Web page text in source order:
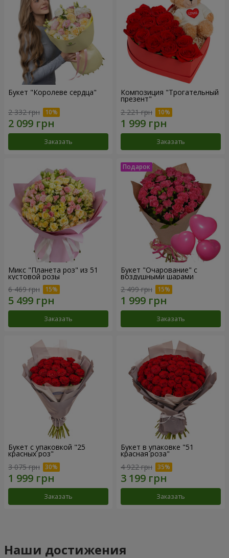
Букет "Королеве сердца"
2 332 грн
Заказать
Композиция "Трогательный
презент"
2 221 грн
Заказать
Микс "Планета роз" из 51
кустовой розы
6 469 грн
Заказать
Букет "Очарование" с
воздушными шарами
2 499 грн
Заказать
Букет с упаковкой "25
красных роз"
3 075 грн
Заказать
Букет в упаковке "51
красная роза"
4 922 грн
Заказать
Наши достижения